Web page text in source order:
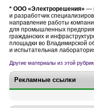
* ООО «Электрорешения» —
и разработчик
направление работы
для промышленных
гражданских и
площадки во Владимирской
и испытательная
Другие материалы из этой
Рекламные ссылки